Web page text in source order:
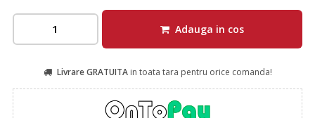
Adauga in cos
Livrare GRATUITAin toata tara pentru orice comanda!